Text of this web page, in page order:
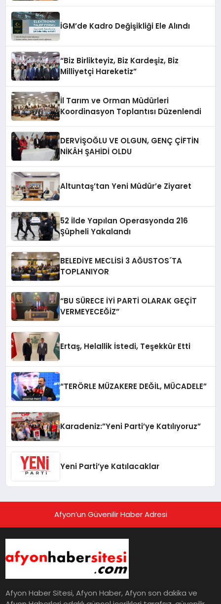
İGM’de Kadro Değişikliği Ele Alındı
“Biz Birlikteyiz, Biz Kardeşiz, Biz
Milliyetçi Hareketiz”
İl Tarım ve Orman Müdürleri
Koordinasyon Toplantısı Düzenlendi
DERVİŞOĞLU VE OLGUN, GENÇ ÇİFTİN
NİKÂH ŞAHİDİ OLDU
Altuntaş’tan Yeni Müdür’e Ziyaret
52 İlde Yapılan Operasyonda 216
Şüpheli Yakalandı
BELEDİYE MECLİSİ 3 AĞUSTOS´TA
TOPLANIYOR
“BU SÜRECE İYİ PARTİ OLARAK GEÇİT
VERMEYECEĞİZ”
Ertaş, Helallik İstedi, Teşekkür Etti
“TERÖRLE MÜZAKERE DEĞİL, MÜCADELE”
Karadeniz:”Yeni Parti’ye Katılıyoruz”
Yeni Parti’ye Katılacaklar
Afyon’un Güvenilir Haber Adresi
Afyon Haber Sitesi, Afyon Haber, Afyon son dakika ve